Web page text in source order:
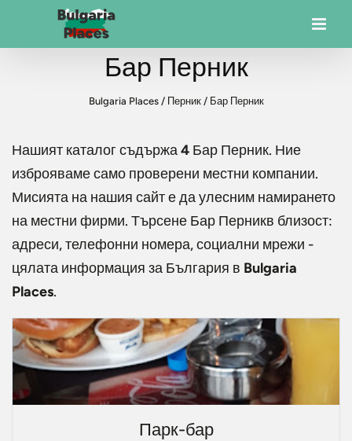
Бар Перник
Bulgaria Places/ Перник/ Бар Перник
Нашият каталог съдържа4 Бар Перник. Ние
изброяваме само проверени местни компании.
Мисията на нашия сайт е да улесним намирането
на местни фирми. Търсене Бар Перникв близост:
адреси, телефонни номера, социални мрежи -
цялата информация за България в Bulgaria
Places.
Парк-бар